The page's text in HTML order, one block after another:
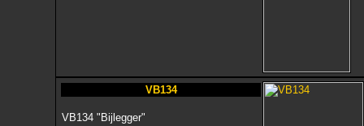
VB134
VB134 "Bijlegger"